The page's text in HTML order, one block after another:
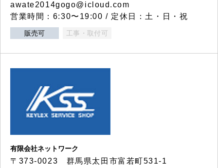
awate2014gogo@icloud.com
営業時間：6:30〜19:00 / 定休日：土・日・祝
販売可 工事・取付可
有限会社ネットワーク
〒373-0023 群馬県太田市富若町531-1